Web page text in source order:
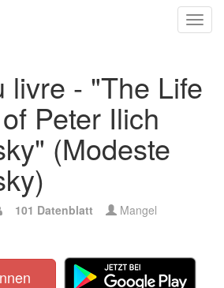
livre - "The Life
Peter Ilich
(Modeste
101 Datenblatt Mangel